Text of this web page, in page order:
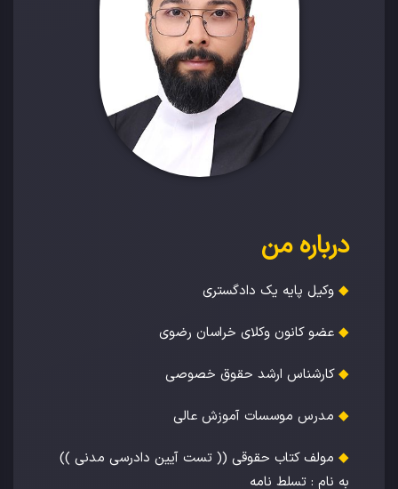
درباره من
◆ وکیل پایه یک دادگستری
◆ عضو کانون وکلای خراسان رضوی
◆کارشناس ارشد حقوق خصوصی
◆ مدرس موسسات آموزش عالی
◆ مولف کتاب حقوقی (( تست آیین دادرسی مدنی ))
به نام : تسلط نامه